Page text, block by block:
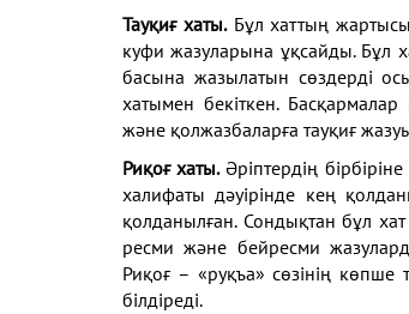
Тауқиғ хаты.Бұл хаттың
куфи жазуларына ұқсайды. Бұл
басына жазылатын сөздерді
хатымен бекіткен. Басқармалар
және қолжазбаларға тауқиғ
Риқоғ хаты.Әріптердің
халифаты дәуірінде кең
қолданылған. Сондықтан бұл хат
ресми және бейресми
Риқоғ – «руқъа» сөзінің көпше
білдіреді.